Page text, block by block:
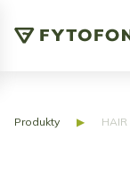
Produkty ▶ HAIR